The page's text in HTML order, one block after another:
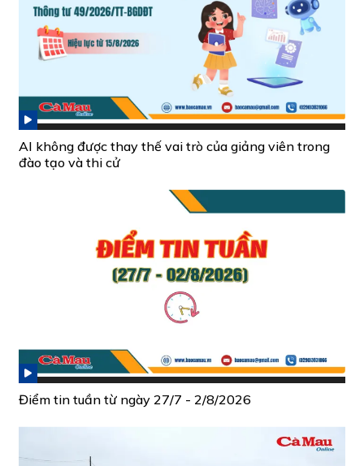
AI không được thay thế vai trò của giảng viên trong
đào tạo và thi cử
Điểm tin tuần từ ngày 27/7 - 2/8/2026